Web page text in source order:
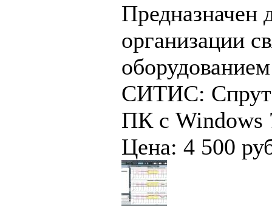
Предназначен
организации
СИТИС: Спрут
ПК с Windows
Цена: 4 500